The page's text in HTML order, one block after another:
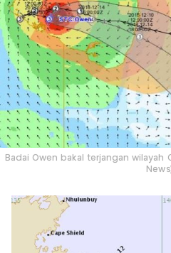
Badai Owen bakal terjangan wilayah